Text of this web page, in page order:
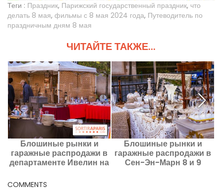
Теги : Праздник, Парижский государственный праздник, что
делать 8 мая, фильмы с 8 мая 2024 года, Путеводитель по
праздничным дням 8 мая
ЧИТАЙТЕ ТАКЖЕ...
Блошиные рынки и
гаражные распродажи в
департаменте Ивелин на
августа 2026 года — 78
Блошиные рынки и
гаражные распродажи в
Сен-Эн-Марн 8 и 9
COMMENTS